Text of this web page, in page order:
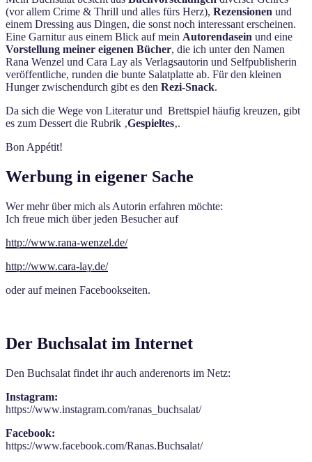
(vor allem Crime & Thrill und alles fürs Herz), Rezensionen und
einem Dressing aus Dingen, die sonst noch interessant erscheinen.
Eine Garnitur aus einem Blick auf mein Autorendasein und eine
Vorstellung meiner eigenen Bücher, die ich unter den Namen
Rana Wenzel und Cara Lay als Verlagsautorin und Selfpublisherin
veröffentliche, runden die bunte Salatplatte ab. Für den kleinen
Hunger zwischendurch gibt es den Rezi-Snack.
Da sich die Wege von Literatur und Brettspiel häufig kreuzen, gibt
es zum Dessert die Rubrik ‚Gespieltes‚.
Bon Appétit!
Werbung in eigener Sache
Wer mehr über mich als Autorin erfahren möchte:
Ich freue mich über jeden Besucher auf
http://www.rana-wenzel.de/
http://www.cara-lay.de/
oder auf meinen Facebookseiten.
Der Buchsalat im Internet
Den Buchsalat findet ihr auch anderenorts im Netz:
Instagram:
https://www.instagram.com/ranas_buchsalat/
Facebook:
https://www.facebook.com/Ranas.Buchsalat/